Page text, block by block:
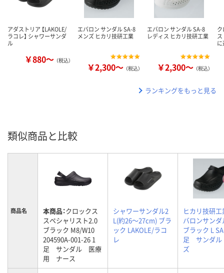
アダストリア 【LAKOLE/
ラコレ】 シャワーサンダ
ル
￥880～ （税込）
エバロン サンダル SA-8
メンズ ヒカリ技研工業
￥2,300～ （税込）
エバロン サンダル SA-8
レディス ヒカリ技研工業
￥2,300～ （税込）
ランキングをもっと見る
類似商品と比較
商品名 本商品：クロックス
スペシャリスト2.0
ブラック M8/W10
204590A-001-26 1
足 サンダル 医療
用 ナース
シャワーサンダル2
L(約26～27cm) ブラ
ック LAKOLE/ラコ
レ
ヒカリ技研工
バロンサン
ブラック L
足 サンダ
ズ